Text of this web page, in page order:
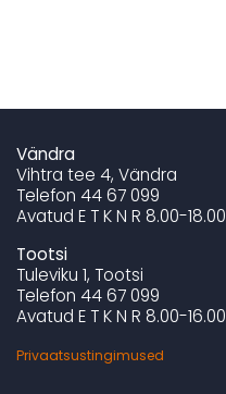
Vändra
Vihtra tee 4, Vändra
Telefon 44 67 099
Avatud E T K N R 8.00-18.00
Tootsi
Tuleviku 1, Tootsi
Telefon 44 67 099
Avatud E T K N R 8.00-16.00
Privaatsustingimused